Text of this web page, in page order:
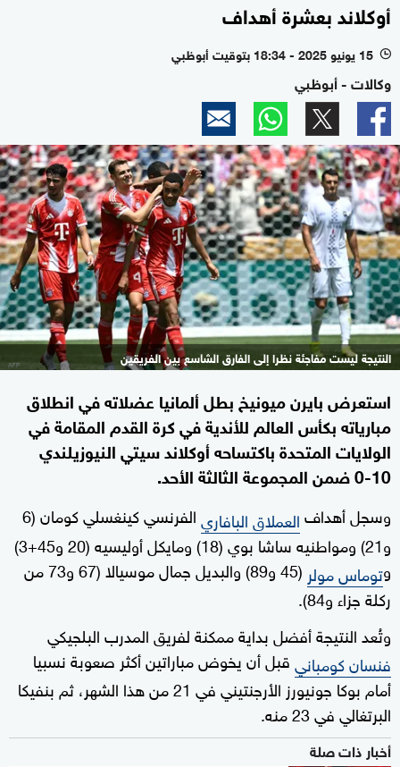
أوكلاند بعشرة أهداف
l 15 يونيو 2025 - 18:34 بتوقيت أبوظبي
وكالات - أبوظبي
النتيجة ليست مفاجئة نظرا إلى الفارق الشاسع بين الفريقين
استعرض بايرن ميونيخ بطل ألمانيا عضلاته في انطلاق
مبارياته بكأس العالم للأندية في كرة القدم المقامة في
الولايات المتحدة باكتساحه أوكلاند سيتي النيوزيلندي
10-0 ضمن المجموعة الثالثة الأحد.
وسجل أهدافالعملاق البافاري
الفرنسي كينغسلي كومان (6
و21) ومواطنيه ساشا بوي (18) ومايكل أوليسيه (20 و45+3)
وتوماس مولر
(45 و89) والبديل جمال موسيالا (67 و73 من
ركلة جزاء و84).
وتُعد النتيجة أفضل بداية ممكنة لفريق المدرب البلجيكي
فنسان كومبانيقبل أن يخوض مباراتين أكثر صعوبة نسبيا
أمام بوكا جونيورز الأرجنتيني في 21 من هذا الشهر، ثم بنفيكا
البرتغالي في 23 منه.
أخبار ذات صلة